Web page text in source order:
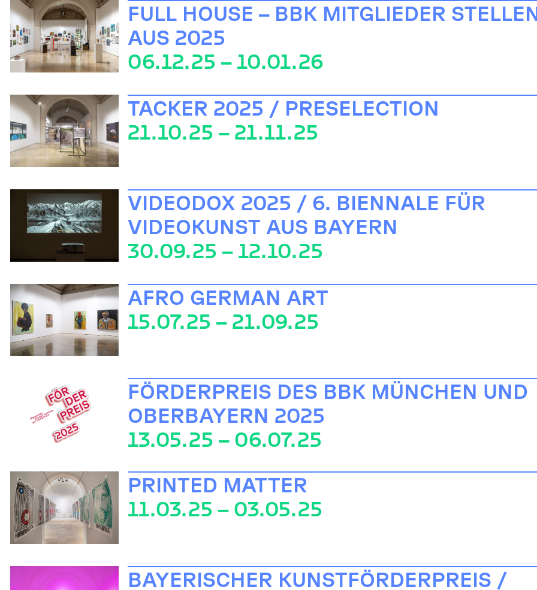
FULL HOUSE – BBK MITGLIEDER
AUS 2025
06.12.25 – 10.01.26
TACKER 2025 / PRESELECTION
21.10.25 – 21.11.25
VIDEODOX 2025 / 6. BIENNALE FÜR
VIDEOKUNST AUS BAYERN
30.09.25 – 12.10.25
AFRO GERMAN ART
15.07.25 – 21.09.25
FÖRDERPREIS DES BBK MÜNCHEN UND
OBERBAYERN 2025
13.05.25 – 06.07.25
PRINTED MATTER
11.03.25 – 03.05.25
BAYERISCHER KUNSTFÖRDERPREIS /